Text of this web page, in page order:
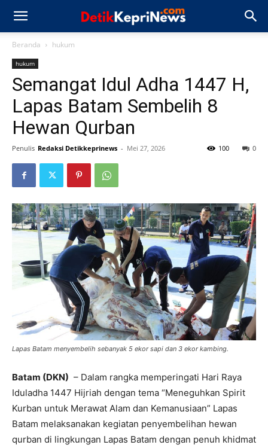
Beranda hukum
hukum
Semangat Idul Adha 1447 H,
Lapas Batam Sembelih 8
Hewan Qurban
Penulis Redaksi Detikkeprinews - Mei 27, 2026 0
100
Lapas Batam menyembelih sebanyak 5 ekor sapi dan 3 ekor kambing.
Batam (DKN) – Dalam rangka memperingati Hari Raya
Iduladha 1447 Hijriah dengan tema “Meneguhkan Spirit
Kurban untuk Merawat Alam dan Kemanusiaan” Lapas
Batam melaksanakan kegiatan penyembelihan hewan
qurban di lingkungan Lapas Batam dengan penuh khidmat